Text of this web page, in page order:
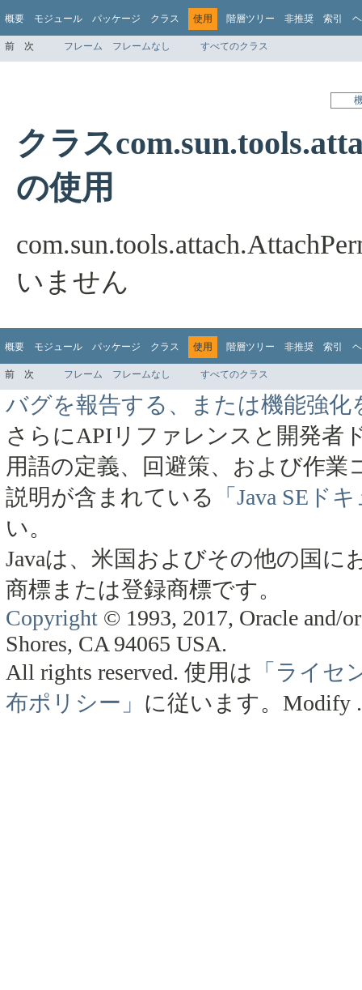
概要 モジュール パッケージ クラス 使用 階層ツリー 非推奨 索引
前 次 フレーム フレームなし すべてのクラス
クラス
の使用
いません
概要 モジュール パッケージ クラス 使用 階層ツリー 非推奨 索引
前 次 フレーム フレームなし すべてのクラス
バグを報告する、または機能強化
さらにAPIリファレンスと開発者
用語の定義、回避策、および作
説明が含まれている
「Java SEド
い。
Javaは、米国およびその他の国に
商標または登録商標です。
Copyright © 1993, 2017, Oracle and/
Shores, CA 94065 USA.
All rights reserved. 使用は 「ライセ
布ポリシー」 に従います。 Modify